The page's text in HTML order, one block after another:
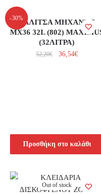
-30%ΒΑΛΙΤΣΑ ΜΗΧΑΝΗΣ
MX36 32L (802)
(32ΛΙΤΡΑ)
52,20€ 36,54€
Προσθήκη στο καλάθι
Out of stock